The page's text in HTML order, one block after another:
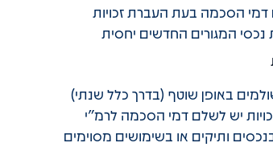
הסכמה בעת העברת זכויות
נכסי המגורים החדשים יחסית
באופן שוטף (בדרך כלל שנתי)
יש לשלם דמי הסכמה לרמ"י
ותיקים או בשימושים מסוימים